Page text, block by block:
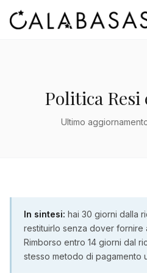
Politica Resi
Ultimo
In sintesi: hai 30 giorni dalla
restituirlo senza dover fornire
Rimborso entro 14 giorni dal
stesso metodo di pagamento